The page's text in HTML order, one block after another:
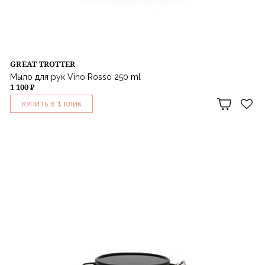
GREAT TROTTER
Мыло для рук Vino Rosso 250 ml
1 100 ₽
КУПИТЬ В 1 КЛИК